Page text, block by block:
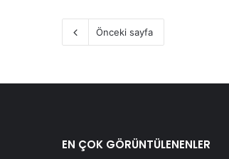
Önceki sayfa
EN ÇOK GÖRÜNTÜLENENLER